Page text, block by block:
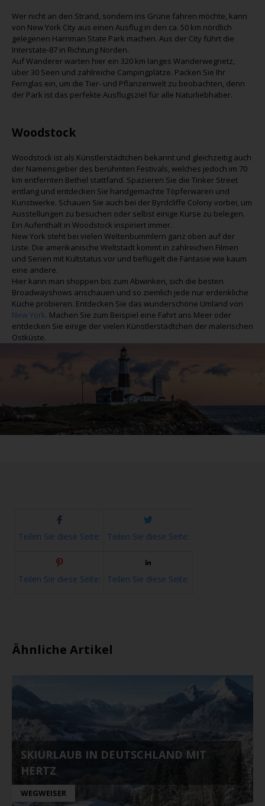
Wer nicht an den Strand, sondern ins Grüne fahren möchte, kann
von New York City aus einen Ausflug in den ca. 50 km nördlich
gelegenen Harriman State Park machen. Aus der City führt die
Interstate-87 in Richtung Norden.
Auf Wanderer warten hier ein 320 km langes Wanderwegnetz,
über 30 Seen und zahlreiche Campingplätze. Packen Sie Ihr
Fernglas ein, um die Tier- und Pflanzenwelt zu beobachten, denn
der Park ist das perfekte Ausflugsziel für alle Naturliebhaber.
Woodstock
Woodstock ist als Künstlerstädtchen bekannt und gleichzeitig auch
der Namensgeber des berühmten Festivals, welches jedoch im 70
km entfernten Bethel stattfand. Spazieren Sie die Tinker Street
entlang und entdecken Sie handgemachte Töpferwaren und
Kunstwerke. Schauen Sie auch bei der Byrdcliffe Colony vorbei, um
Ausstellungen zu besuchen oder selbst einige Kurse zu belegen.
Ein Aufenthalt in Woodstock inspiriert immer.
New York steht bei vielen Weltenbummlern ganz oben auf der
Liste. Die amerikanische Weltstadt kommt in zahlreichen Filmen
und Serien mit Kultstatus vor und beflügelt die Fantasie wie kaum
eine andere.
Hier kann man shoppen bis zum Abwinken, sich die besten
Broadwayshows anschauen und so ziemlich jede nur erdenkliche
Küche probieren. Entdecken Sie das wunderschöne Umland von
New York. Machen Sie zum Beispiel eine Fahrt ans Meer oder
entdecken Sie einige der vielen Künstlerstädtchen der malerischen
Ostküste.
Teilen Sie diese Seite: Teilen Sie diese Seite:
Teilen Sie diese Seite: Teilen Sie diese Seite:
Ähnliche Artikel
SKIURLAUB IN DEUTSCHLAND MIT
HERTZ
WEGWEISER